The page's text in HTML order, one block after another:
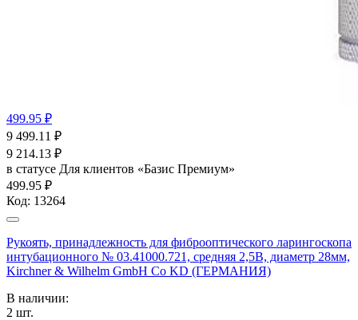
499.95 ₽
9 499.11 ₽
9 214.13 ₽
в статусе Для клиентов «Базис Премиум»
499.95 ₽
Код: 13264
Рукоять, принадлежность для фиброоптического ларингоскопа
интубационного № 03.41000.721, средняя 2,5В, диаметр 28мм,
Kirchner & Wilhelm GmbH Co KD (ГЕРМАНИЯ)
В наличии:
2 шт.